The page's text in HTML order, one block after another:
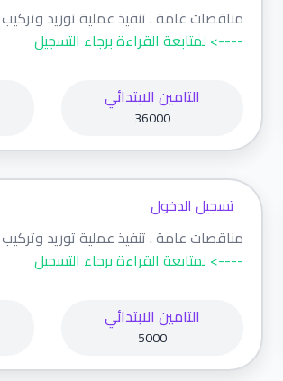
مناقصات عامة . تنفيذ عملية توريد وتركيب
----> لمتابعة القراءة برجاء التسجيل
التامين الابتدائي
36000
تسجيل الدخول
مناقصات عامة . تنفيذ عملية توريد
----> لمتابعة القراءة برجاء التسجيل
التامين الابتدائي
5000